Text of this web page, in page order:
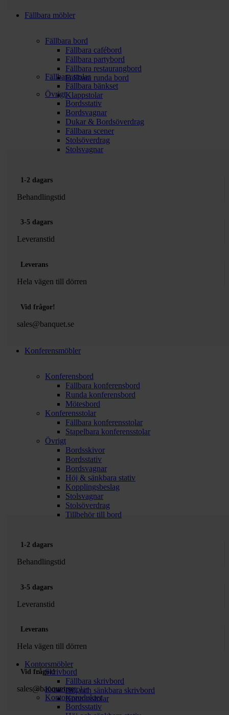
Fällbara möbler
Fällbara bord
Fällbara cafébord
Fällbara partybord
Fällbara restaurangbord
Fällbara runda bord
Fällbara stolar
Fällbara bänkset
Klappstolar
Övrigt
Bordsstativ
Bordsvagnar
Dukar & Bordsöverdrag
Fällbara scener
Stolsöverdrag
Stolsvagnar
1-2 dagars
Behandlingstid
3-5 dagars
Leveranstid
Leverans
Hela vägen till dörren
Vid frågor!
sales@banquet.se
Konferensmöbler
Konferensbord
Fällbara konferensbord
Runda konferensbord
Mötesbord
Konferensstolar
Fällbara konferensstolar
Stapelbara konferensstolar
Övrigt
Bordsskivor
Bordsstativ
Bordsvagnar
Höj & sänkbara stativ
Kopplingsbeslag
Stolsvagnar
Stolsöverdrag
Tillbehör till bord
1-2 dagars
Behandlingstid
3-5 dagars
Leveranstid
Leverans
Hela vägen till dörren
Vid frågor!
sales@banquet.se
Kontorsmöbler
Skrivbord
Fällbara skrivbord
Höj och sänkbara skrivbord
Kontorsstolar
Kontorsstolar
Kontorsprodukter
Bordsstativ